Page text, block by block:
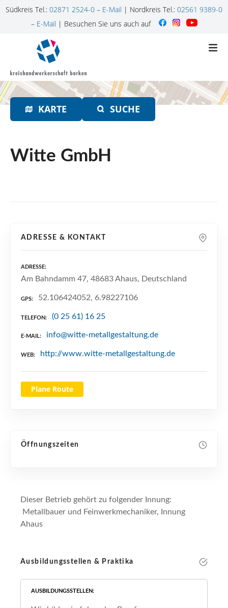
Südkreis Tel.: 02871 2524-0 – E-Mail | Nordkreis Tel.: 02561 9389-0
– E-Mail | Besuchen Sie uns auch auf
n
h
KARTE SUCHE
Witte GmbH
ADRESSE & KONTAKT
ADRESSE
Am Bahndamm 47, 48683 Ahaus, Deutschland
GPS 52.106424052, 6.98227106
TELEFON (0 25 61) 16 25
E-MAIL info@witte-metallgestaltung.de
WEB http://www.witte-metallgestaltung.de
Plane Route
Öffnungszeiten
Dieser Betrieb gehört zu folgender Innung:
Metallbauer und Feinwerkmechaniker, Innung
Ahaus
Ausbildungsstellen & Praktika
AUSBILDUNGSSTELLEN